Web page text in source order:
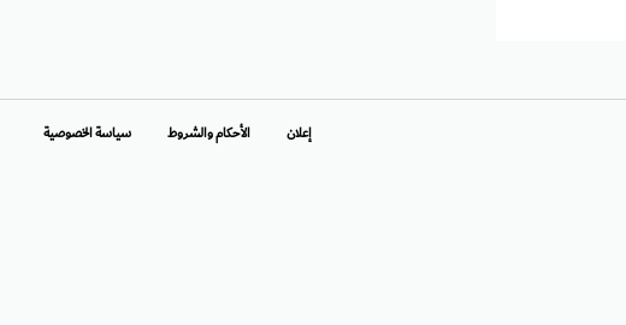
إعلان الأحكام والشروط سياسة الخصوصية